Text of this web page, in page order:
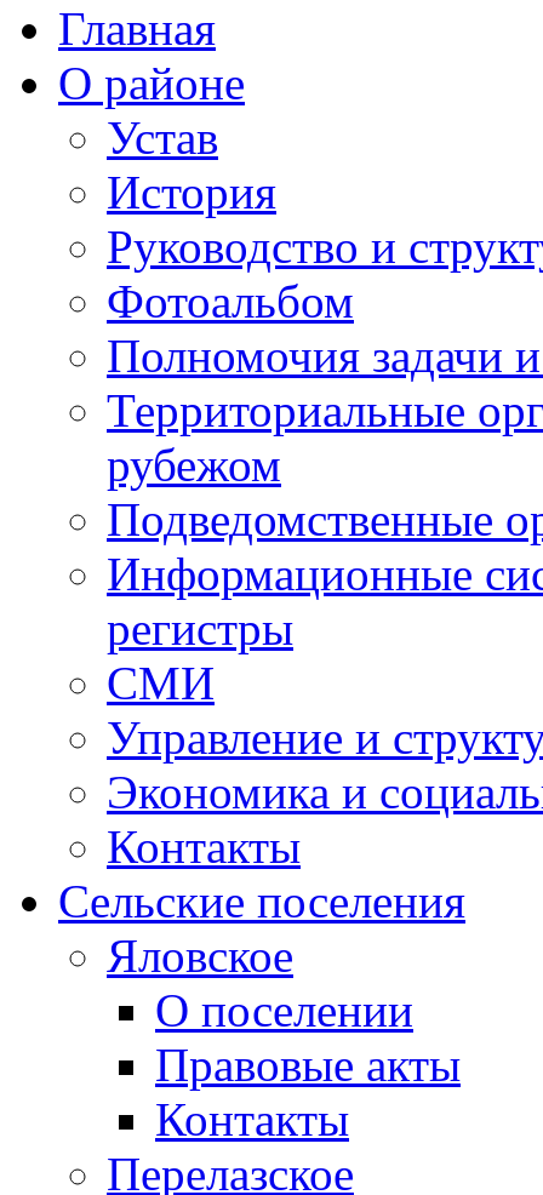
Главная
О районе
Устав
История
Руководство и
Фотоальбом
Полномочия задачи
Территориальные
рубежом
Подведомственные
Информационные
регистры
СМИ
Управление и
Экономика и
Контакты
Сельские поселения
Яловское
О поселении
Правовые акты
Контакты
Перелазское